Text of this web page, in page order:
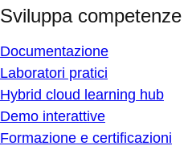
Sviluppa competenze
Documentazione
Laboratori pratici
Hybrid cloud learning hub
Demo interattive
Formazione e certificazioni